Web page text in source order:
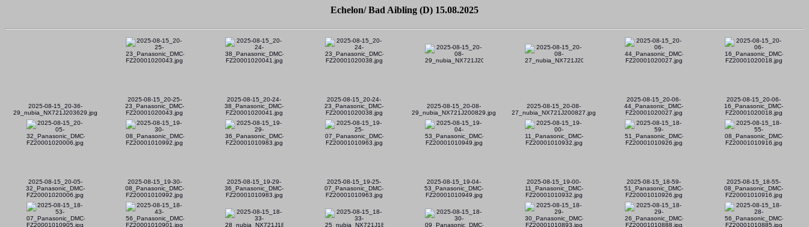
Echelon/ Bad Aibling (D) 15.08.2025
2025-08-15_20-36-
29_nubia_NX721J203629.jpg
2025-08-15_20-25-
23_Panasonic_DMC-
FZ20001020043.jpg
2025-08-15_20-24-
38_Panasonic_DMC-
FZ20001020041.jpg
2025-08-15_20-24-
23_Panasonic_DMC-
FZ20001020038.jpg
2025-08-15_20-08-
29_nubia_NX721J200829.jpg
2025-08-15_20-08-
27_nubia_NX721J200827.jpg
2025-08-15_20-06-
44_Panasonic_DMC-
FZ20001020027.jpg
2025-08-15_20-06-
16_Panasonic_DMC-
FZ20001020018.jpg
2025-08-15_20-05-
32_Panasonic_DMC-
FZ20001020006.jpg
2025-08-15_19-30-
08_Panasonic_DMC-
FZ20001010992.jpg
2025-08-15_19-29-
36_Panasonic_DMC-
FZ20001010983.jpg
2025-08-15_19-25-
07_Panasonic_DMC-
FZ20001010963.jpg
2025-08-15_19-04-
53_Panasonic_DMC-
FZ20001010949.jpg
2025-08-15_19-00-
11_Panasonic_DMC-
FZ20001010932.jpg
2025-08-15_18-59-
51_Panasonic_DMC-
FZ20001010926.jpg
2025-08-15_18-55-
08_Panasonic_DMC-
FZ20001010916.jpg